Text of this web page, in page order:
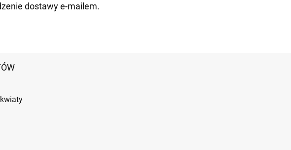
dostawy e-mailem.